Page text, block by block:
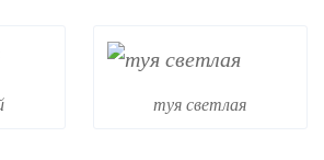
туя светлая